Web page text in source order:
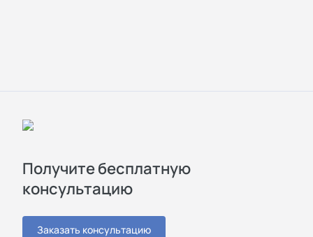
Получите бесплатную
консультацию
Заказать консультацию